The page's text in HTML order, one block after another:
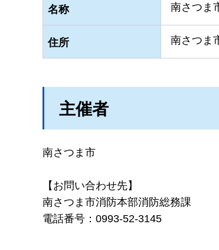
名称 南さつま
住所 南さつま
主催者
南さつま市
【お問い合わせ先】
南さつま市消防本部消防総務課
電話番号：0993-52-3145